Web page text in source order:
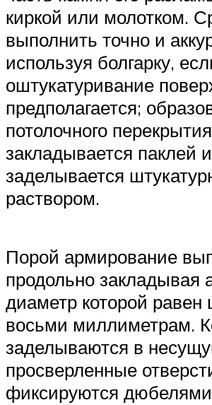
киркой или молотком.
выполнить точно и
используя болгарку,
оштукатуривание
предполагается;
потолочного
закладывается паклей и
заделывается
раствором.
Порой армирование
продольно закладывая
диаметр которой равен
восьми миллиметрам.
заделываются в
просверленные
фиксируются